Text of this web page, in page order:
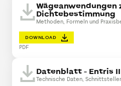
Wägeanwendungen
Dichtebestimmung
Methoden, Formeln und
DOWNLOAD
PDF
Datenblatt - Entris
Technische Daten,